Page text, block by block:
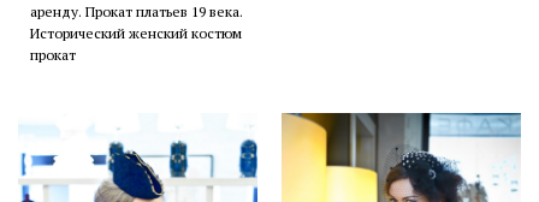
аренду. Прокат платьев 19 века.
Исторический женский костюм
прокат